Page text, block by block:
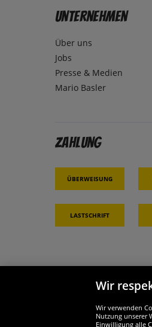
Unternehmen
Über uns
Jobs
Presse & Medien
Mario Basler
Zahlung
Überweisung
Lastschrift
Partner &
Wir
Wir verwenden
Nutzung unserer
Einwilligung alle